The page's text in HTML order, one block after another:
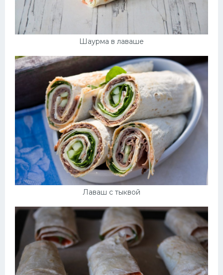
Шаурма в лаваше
Лаваш с тыквой